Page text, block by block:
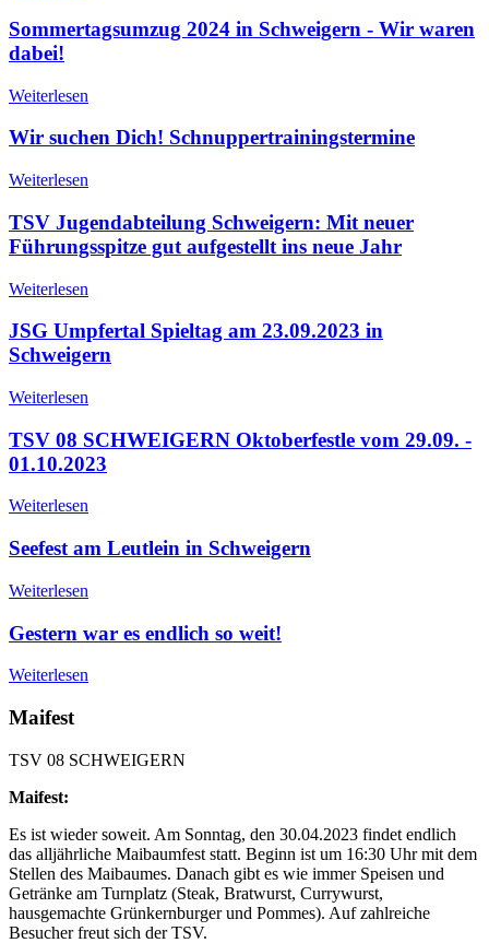
Sommertagsumzug 2024 in Schweigern - Wir waren
dabei!
Weiterlesen
Wir suchen Dich! Schnuppertrainingstermine
Weiterlesen
TSV Jugendabteilung Schweigern: Mit neuer
Führungsspitze gut aufgestellt ins neue Jahr
Weiterlesen
JSG Umpfertal Spieltag am 23.09.2023 in
Schweigern
Weiterlesen
TSV 08 SCHWEIGERN Oktoberfestle vom 29.09. -
01.10.2023
Weiterlesen
Seefest am Leutlein in Schweigern
Weiterlesen
Gestern war es endlich so weit!
Weiterlesen
Maifest
TSV 08 SCHWEIGERN
Maifest:
Es ist wieder soweit. Am Sonntag, den 30.04.2023 findet endlich
das alljährliche Maibaumfest statt. Beginn ist um 16:30 Uhr mit dem
Stellen des Maibaumes. Danach gibt es wie immer Speisen und
Getränke am Turnplatz (Steak, Bratwurst, Currywurst,
hausgemachte Grünkernburger und Pommes). Auf zahlreiche
Besucher freut sich der TSV.